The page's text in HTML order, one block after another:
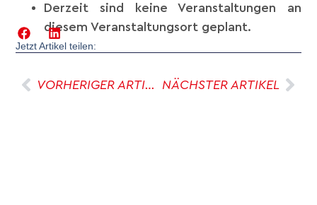
Derzeit sind keine Veranstaltungen an
diesem Veranstaltungsort geplant.
Jetzt Artikel teilen:
VORHERIGER ARTIKEL NÄCHSTER ARTIKEL